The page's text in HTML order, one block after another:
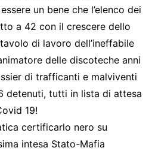
un bene che l’elenco dei
a 42 con il crescere dello
di lavoro dell’ineffabile
delle discoteche anni
di trafficanti e malviventi
detenuti, tutti in lista di attesa
19!
certificarlo nero su
intesa Stato-Mafia